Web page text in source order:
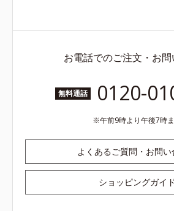
お電話でのご注文・お
無料通話 0120-
午前9時より午後7時
よくあるご質問・お問
ショッピングガイド